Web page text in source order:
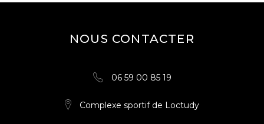
NOUS CONTACTER
06 59 00 85 19
Complexe sportif de Loctudy